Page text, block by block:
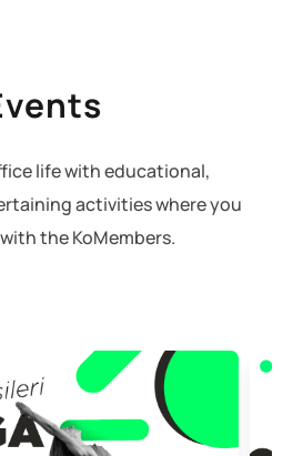
life with educational,
activities where you
the KoMembers.